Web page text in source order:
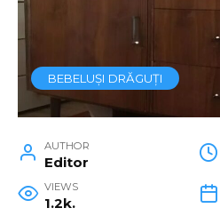
BEBELUȘI DRĂGUȚI
AUTHOR
Editor
VIEWS
1.2k.